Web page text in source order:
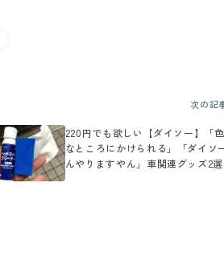
次の記
220円でも欲しい【ダイソー】「
なところにかけられる」「ダイソ
んやりますやん」車関連グッズ2選